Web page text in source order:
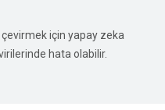
için yapay zeka
hata olabilir.